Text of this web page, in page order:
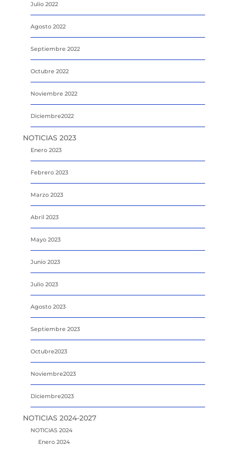
Julio 2022
Agosto 2022
Septiembre 2022
Octubre 2022
Noviembre 2022
Diciembre2022
NOTICIAS 2023
Enero 2023
Febrero 2023
Marzo 2023
Abril 2023
Mayo 2023
Junio 2023
Julio 2023
Agosto 2023
Septiembre 2023
Octubre2023
Noviembre2023
Diciembre2023
NOTICIAS 2024-2027
NOTICIAS 2024
Enero 2024